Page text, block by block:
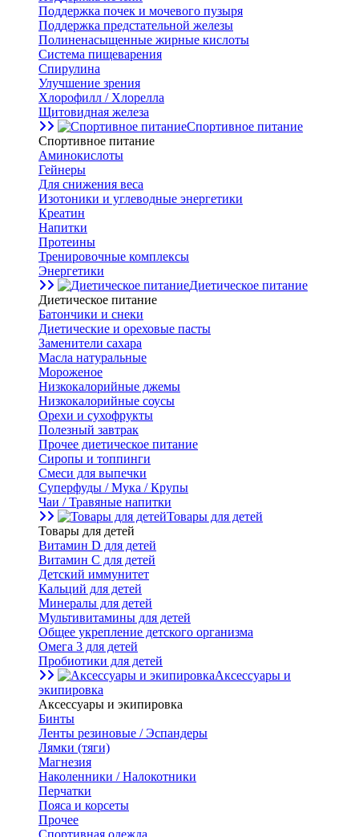
Поддержка почек и мочевого пузыря
Поддержка предстательной железы
Полиненасыщенные жирные кислоты
Система пищеварения
Спирулина
Улучшение зрения
Хлорофилл / Хлорелла
Щитовидная железа
Спортивное питание
Спортивное питание
Аминокислоты
Гейнеры
Для снижения веса
Изотоники и углеводные энергетики
Креатин
Напитки
Протеины
Тренировочные комплексы
Энергетики
Диетическое питание
Диетическое питание
Батончики и снеки
Диетические и ореховые пасты
Заменители сахара
Масла натуральные
Мороженое
Низкокалорийные джемы
Низкокалорийные соусы
Орехи и сухофрукты
Полезный завтрак
Прочее диетическое питание
Сиропы и топпинги
Смеси для выпечки
Суперфуды / Мука / Крупы
Чаи / Травяные напитки
Товары для детей
Товары для детей
Витамин D для детей
Витамин С для детей
Детский иммунитет
Кальций для детей
Минералы для детей
Мультивитамины для детей
Общее укрепление детского организма
Омега 3 для детей
Пробиотики для детей
Аксессуары и
экипировка
Аксессуары и экипировка
Бинты
Ленты резиновые / Эспандеры
Лямки (тяги)
Магнезия
Наколенники / Налокотники
Перчатки
Пояса и корсеты
Прочее
Спортивная одежда